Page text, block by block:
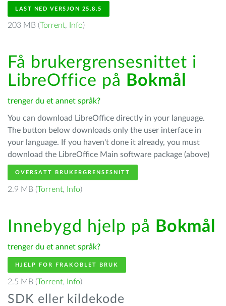
LAST NED VERSJON 25.8.5
203 MB (Torrent, Info)
Få brukergrensesnittet i
LibreOffice på Bokmål
trenger du et annet språk?
You can download LibreOffice directly in your language.
The button below downloads only the user interface in
your language. If you haven't done it already, you must
download the LibreOffice Main software package (above)
OVERSATT BRUKERGRENSESNITT
2.9 MB (Torrent, Info)
Innebygd hjelp på Bokmål
trenger du et annet språk?
HJELP FOR FRAKOBLET BRUK
2.5 MB (Torrent, Info)
SDK eller kildekode